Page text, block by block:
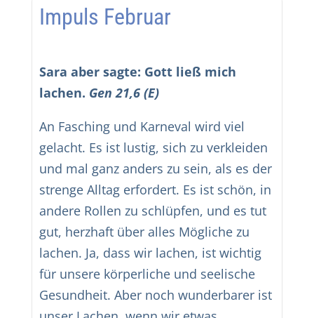
Impuls Februar
Sara aber sagte: Gott ließ mich
lachen. Gen 21,6 (E)
An Fasching und Karneval wird viel
gelacht. Es ist lustig, sich zu verkleiden
und mal ganz anders zu sein, als es der
strenge Alltag erfordert. Es ist schön, in
andere Rollen zu schlüpfen, und es tut
gut, herzhaft über alles Mögliche zu
lachen. Ja, dass wir lachen, ist wichtig
für unsere körperliche und seelische
Gesundheit. Aber noch wunderbarer ist